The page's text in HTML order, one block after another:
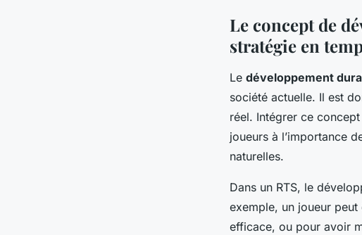
Le concept de
stratégie en
Le développement
société actuelle. Il est
réel. Intégrer ce
joueurs à l’importance
naturelles.
Dans un RTS, le
exemple, un joueur
efficace, ou pour avoir